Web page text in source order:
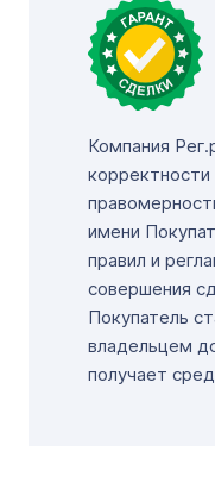
Компания
корректности
имени
правил и
совершения
Покупатель
владельцем
получает